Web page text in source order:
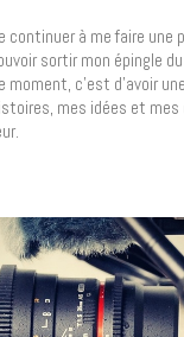
à me faire une
sortir mon épingle
moment, c’est d’avoir
mes idées et